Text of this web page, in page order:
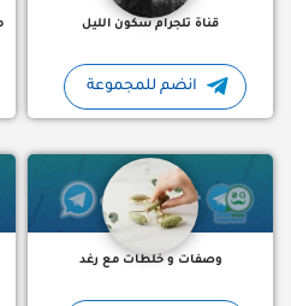
قناة تلجرام سكون الليل
انضم للمجموعة
وصفات و خلطات مع رغد
فتاة تهتم بالوصفات